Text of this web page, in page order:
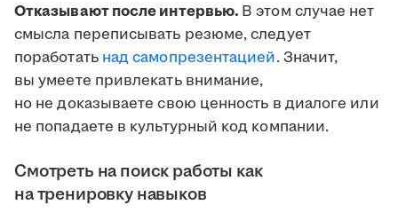
Отказывают после интервью. В этом случае нет
смысла переписывать резюме, следует
поработать над самопрезентацией. Значит,
вы умеете привлекать внимание,
но не доказываете свою ценность в диалоге или
не попадаете в культурный код компании.
Смотреть на поиск работы как
на тренировку навыков